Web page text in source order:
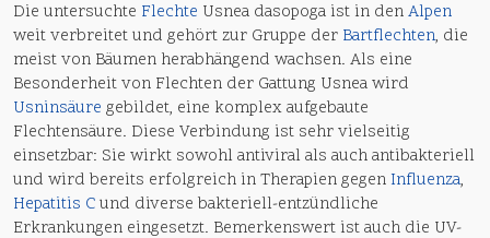
Die untersuchte Flechte Usnea dasopoga ist in denAlpen
weit verbreitet und gehört zur Gruppe der Bartflechten, die
meist von Bäumen herabhängend wachsen. Als eine
Besonderheit von Flechten der Gattung Usnea wird
Usninsäure gebildet, eine komplex aufgebaute
Flechtensäure. Diese Verbindung ist sehr vielseitig
einsetzbar: Sie wirkt sowohl antiviral als auch antibakteriell
und wird bereits erfolgreich in Therapien gegen Influenza,
Hepatitis Cund diverse bakteriell-entzündliche
Erkrankungen eingesetzt. Bemerkenswert ist auch die UV-